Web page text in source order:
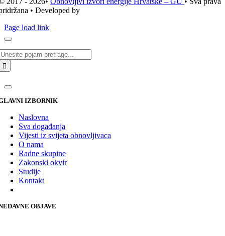
• Developed by
Page load link
IZBORNIK
Naslovna
Sva događanja
Vijesti iz svijeta obnovljivaca
O nama
Radne skupine
Zakonski okvir
Studije
Kontakt
OBJAVE